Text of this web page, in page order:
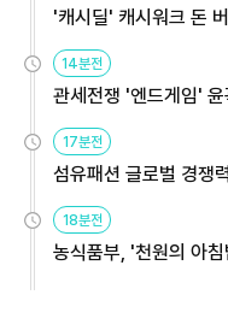
'캐시딜' 캐시워크 돈
14분전
관세전쟁 '엔드게임'
용해야
17분전
섬유패션 글로벌 경쟁
원
18분전
농식품부, '천원의 아